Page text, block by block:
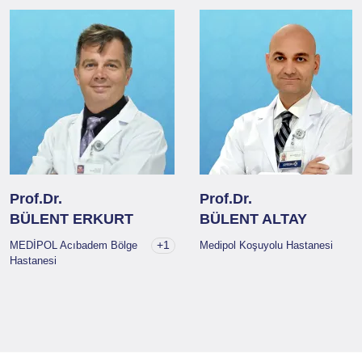
Prof.Dr.
BÜLENT ERKURT
MEDİPOL Acıbadem Bölge
Hastanesi
+1
Prof.Dr.
BÜLENT ALTAY
Medipol Koşuyolu Hastanesi